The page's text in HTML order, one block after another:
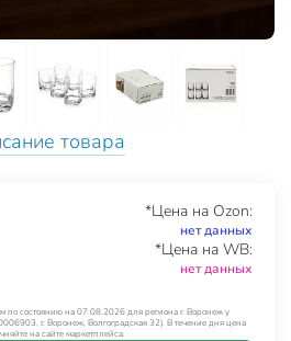
товара
*Цена на Ozon:
нет данных
*Цена на WB:
нет данных
состоянию на 07.08.2026 для региона г. Воронеж у
г. Воронеж, Волгоградская 32). В течение дня цена
на сайте маркетплейса.